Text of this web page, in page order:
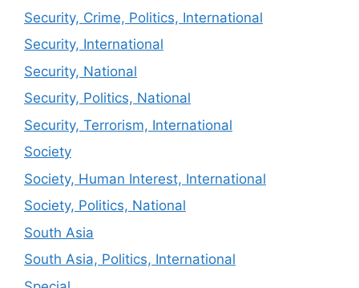
Security, Crime, Politics, International
Security, International
Security, National
Security, Politics, National
Security, Terrorism, International
Society
Society, Human Interest, International
Society, Politics, National
South Asia
South Asia, Politics, International